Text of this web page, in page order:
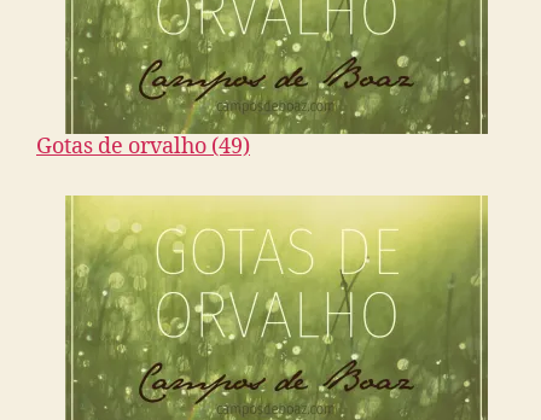
Gotas de orvalho (49)